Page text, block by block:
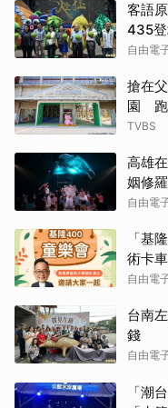
客語
435
自由電
搶在
園 跑
TVBS
高雄
姻修
自由電
「基
術卡
自由電
台南
錢
自由電
「潮